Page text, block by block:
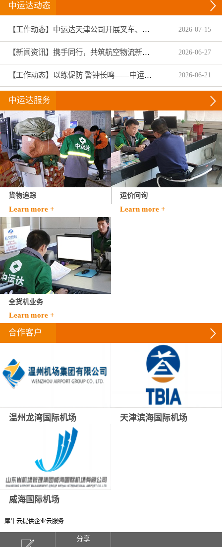
中运达动态
【工作动态】中运达天津公司开展叉车、拖头车技能趣味竞赛 2026-07-15
【新闻资讯】携手同行，共筑航空物流新生态——中运达集团圆满收官2026亚洲物流双年展 2026-06-27
【工作动态】以练促防 警钟长鸣——中运达温州航服扎实开展2026年安全生产月专项演练与全员警示教育 2026-06-21
中运达服务
货物追踪
Learn more +
运价问询
Learn more +
全货机业务
Learn more +
合作客户
温州龙湾国际机场 天津滨海国际机场
威海国际机场
犀牛云提供企业云服务
分享